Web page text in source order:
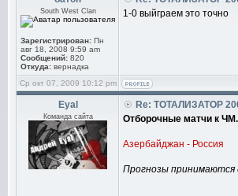
South West Clan
Зарегистрирован: Пн
авг 18, 2008 9:59 am
Сообщений: 820
Откуда: вернадка
1-0 выйграем это точно
Ср окт 07, 2009 10:12 pm
Eyal
Команда сайта
Re: ТОТАЛИЗАТОР
Отборочные матчи к
Азербайджан - Россия
Прогнозы принимаются